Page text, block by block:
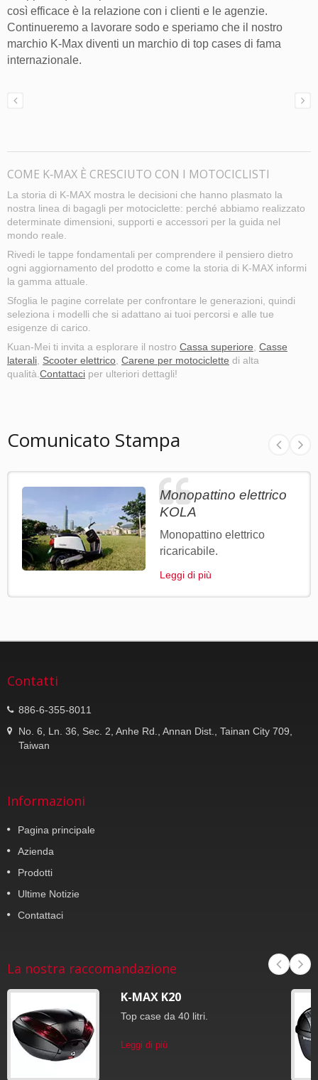
così efficace è la relazione con i clienti e le agenzie.
Continueremo a lavorare sodo e speriamo che il nostro
marchio K-Max diventi un marchio di top cases di fama
internazionale.
COME K‑MAX È CRESCIUTO CON I MOTOCICLISTI
La storia di K‑MAX mostra le decisioni che hanno plasmato la
nostra linea di bagagli per motociclette: perché abbiamo realizzato
determinate dimensioni, supporti e accessori per la guida nel
mondo reale.
Rivedi le tappe fondamentali per comprendere il pensiero dietro
ogni aggiornamento del prodotto e come la storia di K‑MAX informi
la gamma attuale.
Sfoglia le pagine correlate per confrontare le generazioni, quindi
seleziona i modelli che si adattano ai tuoi percorsi e alle tue
esigenze di carico.
Kuan-Mei ti invita a esplorare il nostro Cassa superiore, Casse
laterali, Scooter elettrico, Carene per motociclette di alta
qualità.Contattaci per ulteriori dettagli!
Comunicato Stampa
Monopattino elettrico
KOLA
Monopattino elettrico
ricaricabile.
Leggi di più
Contatti
886-6-355-8011
No. 6, Ln. 36, Sec. 2, Anhe Rd., Annan Dist., Tainan City 709,
Taiwan
Informazioni
Pagina principale
Azienda
Prodotti
Ultime Notizie
Contattaci
La nostra raccomandazione
K-MAX K20
Top case da 40 litri.
Leggi di più